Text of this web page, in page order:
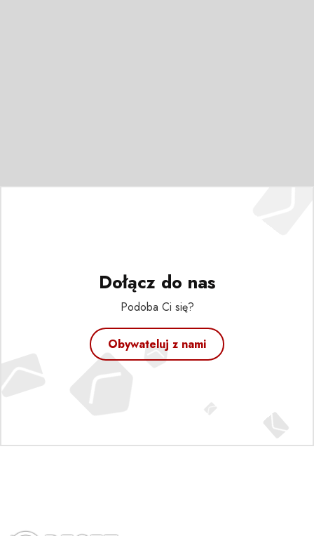
Dołącz do nas
Podoba Ci się?
Obywateluj z nami